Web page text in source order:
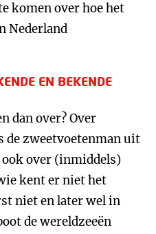
komen over hoe het
Nederland
EN BEKENDE
dan over? Over
de zweetvoetenman uit
over (inmiddels)
kent er niet het
niet en later wel in
de wereldzeeën